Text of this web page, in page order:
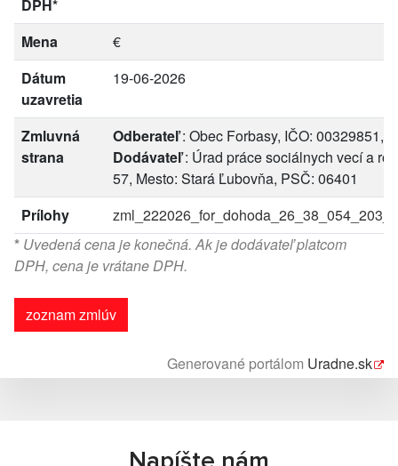
DPH*
Mena
€
Dátum
uzavretia
19-06-2026
Zmluvná
strana
Odberateľ: Obec Forbasy, IČO: 00329851,
Dodávateľ: Úrad práce sociálnych vecí a
57, Mesto: Stará Ľubovňa, PSČ: 06401
Prílohy
* Uvedená cena je konečná. Ak je dodávateľ platcom
DPH, cena je vrátane DPH.
zoznam zmlúv
Generované portálom Uradne.sk